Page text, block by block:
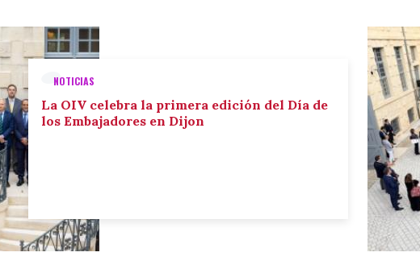
NOTICIAS
La OIV celebra la primera edición del Día de
los Embajadores en Dijon